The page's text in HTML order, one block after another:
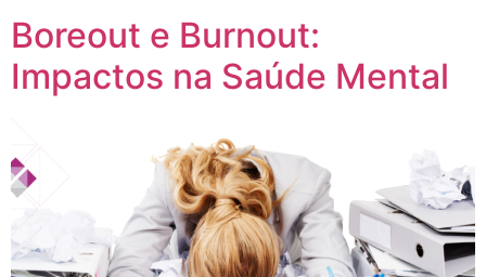
Boreout e Burnout:
Impactos na Saúde Mental